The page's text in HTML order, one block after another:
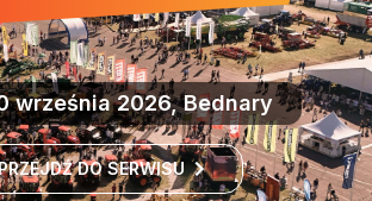
września 2026, Bednary
DO SERWISU